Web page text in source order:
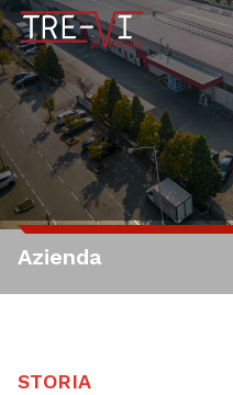
home
azienda
lavorazioni +
Azienda
STORIA